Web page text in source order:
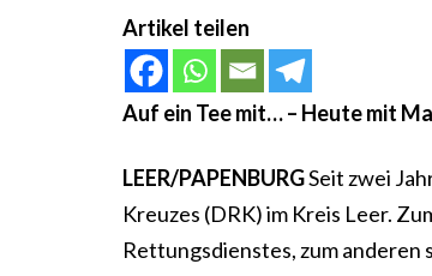
Artikel teilen
Auf ein Tee mit… – Heute mit
LEER/PAPENBURGSeit zwei
Kreuzes (DRK) im Kreis Leer.
Rettungsdienstes, zum anderen